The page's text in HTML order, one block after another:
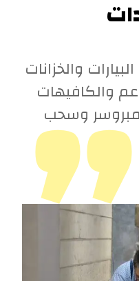
والخزانات
والكافيهات
وسحب